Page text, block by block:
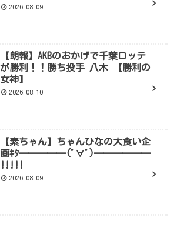
2026.08.09
【朗報】AKBのおかげで千葉ロッテ
が勝利！！勝ち投手 八木 【勝利の
女神】
2026.08.10
【素ちゃん】ちゃんひなの大食い企
画ｷﾀ━━━━━(ﾟ∀ﾟ)━━━━━━
!!!!!
2026.08.09